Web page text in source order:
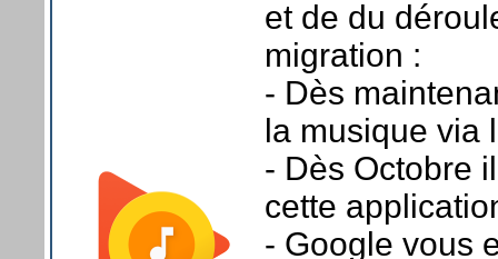
et de du
migration :
- Dès
la musique via
- Dès Octobre
cette
- Google vous